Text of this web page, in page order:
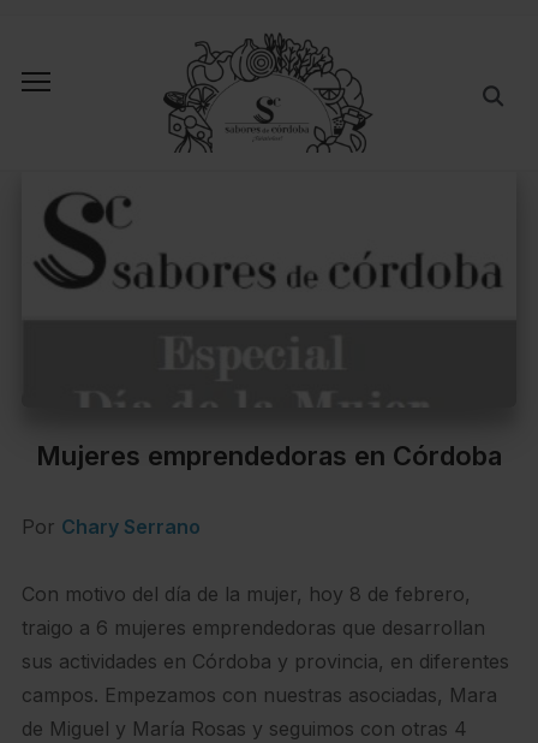
Mujeres emprendedoras en Córdoba
Por Chary Serrano
Con motivo del día de la mujer, hoy 8 de febrero,
traigo a 6 mujeres emprendedoras que desarrollan
sus actividades en Córdoba y provincia, en diferentes
campos. Empezamos con nuestras asociadas, Mara
de Miguel y María Rosas y seguimos con otras 4